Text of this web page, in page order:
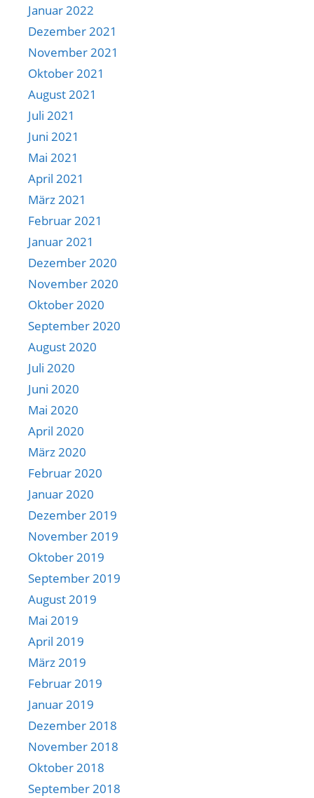
Januar 2022
Dezember 2021
November 2021
Oktober 2021
August 2021
Juli 2021
Juni 2021
Mai 2021
April 2021
März 2021
Februar 2021
Januar 2021
Dezember 2020
November 2020
Oktober 2020
September 2020
August 2020
Juli 2020
Juni 2020
Mai 2020
April 2020
März 2020
Februar 2020
Januar 2020
Dezember 2019
November 2019
Oktober 2019
September 2019
August 2019
Mai 2019
April 2019
März 2019
Februar 2019
Januar 2019
Dezember 2018
November 2018
Oktober 2018
September 2018